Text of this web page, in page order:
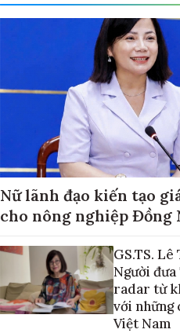
Nữ lãnh đạo kiến tạo
cho nông nghiệp Đồng
GS.TS. Lê
Người
radar từ
với những
Việt Nam